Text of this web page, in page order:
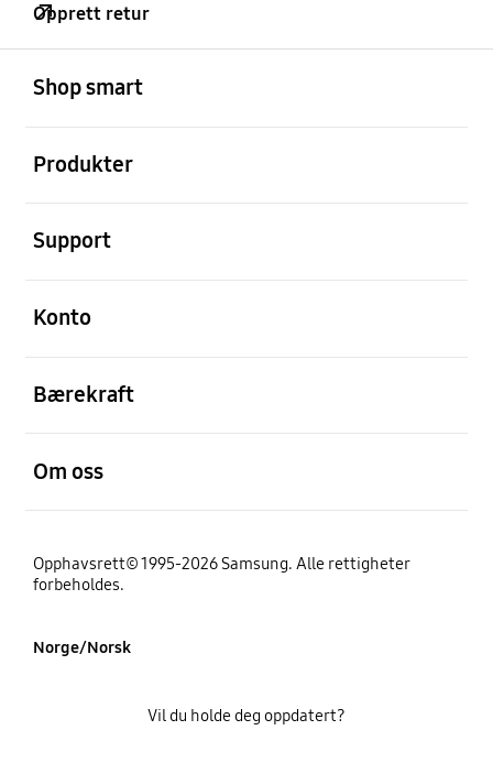
Opprett retur
Shop smart
Produkter
Support
Konto
Bærekraft
Om oss
Opphavsrett© 1995-2026 Samsung. Alle rettigheter
forbeholdes.
Norge/Norsk
Vil du holde deg oppdatert?